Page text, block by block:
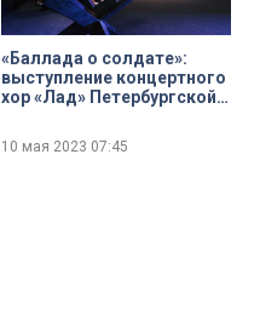
«Баллада о солдате»:
выступление концертного
хор «Лад» Петербургской
блокады Ленинграда
10 мая 2023 07:45